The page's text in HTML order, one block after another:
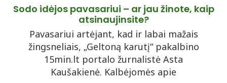
Sodo idėjos pavasariui – ar jau žinote, kaip
atsinaujinsite?
Pavasariui artėjant, kad ir labai mažais
žingsneliais, „Geltoną karutį“ pakalbino
15min.lt portalo žurnalistė Asta
Kaušakienė. Kalbėjomės apie